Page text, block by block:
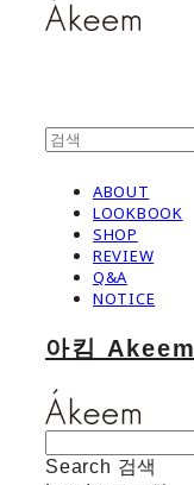
ABOUT
LOOKBOOK
SHOP
REVIEW
Q&A
NOTICE
아킴 Akeem
Search 검색